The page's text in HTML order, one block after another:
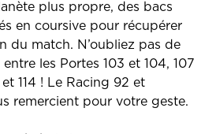
plus propre, des bacs
en coursive pour récupérer
du match. N’oubliez pas de
les Portes 103 et 104, 107
et 114 ! Le Racing 92 et
remercient pour votre geste.